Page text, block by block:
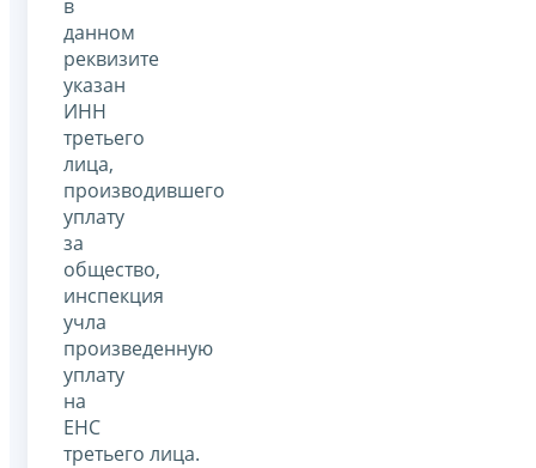
в
данном
реквизите
указан
ИНН
третьего
лица,
производившего
уплату
за
общество,
инспекция
учла
произведенную
уплату
на
ЕНС
третьего лица.